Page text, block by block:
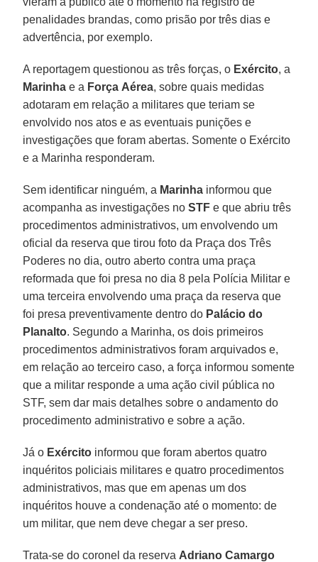
penalidades brandas, como prisão por três dias e
advertência, por exemplo.
A reportagem questionou as três forças, o Exército, a
Marinha e a Força Aérea, sobre quais medidas
adotaram em relação a militares que teriam se
envolvido nos atos e as eventuais punições e
investigações que foram abertas. Somente o Exército
e a Marinha responderam.
Sem identificar ninguém, a Marinha informou que
acompanha as investigações noSTF e que abriu três
procedimentos administrativos, um envolvendo um
oficial da reserva que tirou foto da Praça dos Três
Poderes no dia, outro aberto contra uma praça
reformada que foi presa no dia 8 pela Polícia Militar e
uma terceira envolvendo uma praça da reserva que
foi presa preventivamente dentro do Palácio do
Planalto. Segundo a Marinha, os dois primeiros
procedimentos administrativos foram arquivados e,
em relação ao terceiro caso, a força informou somente
que a militar responde a uma ação civil pública no
STF, sem dar mais detalhes sobre o andamento do
procedimento administrativo e sobre a ação.
Já o Exército informou que foram abertos quatro
inquéritos policiais militares e quatro procedimentos
administrativos, mas que em apenas um dos
inquéritos houve a condenação até o momento: de
um militar, que nem deve chegar a ser preso.
Trata-se do coronel da reserva Adriano Camargo